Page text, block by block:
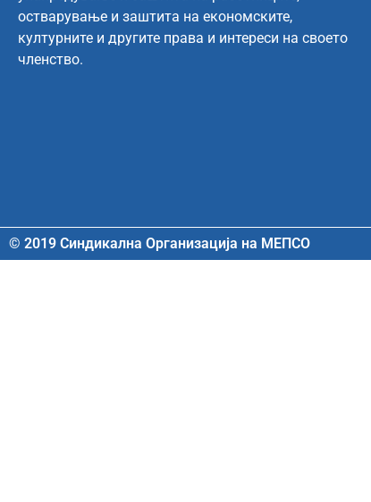
остварување и заштита на економските,
културните и другите права и интереси на своето
членство.
© 2019 Синдикална Организација на МЕПСО